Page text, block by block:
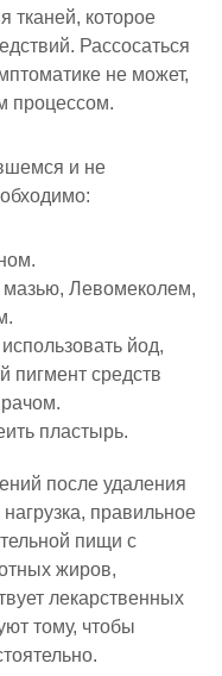
тканей, которое
Рассосаться
не может,
процессом.
и не
мазью, Левомеколем,
йод,
пигмент средств
пластырь.
после удаления
правильное
пищи с
жиров,
лекарственных
тому, чтобы